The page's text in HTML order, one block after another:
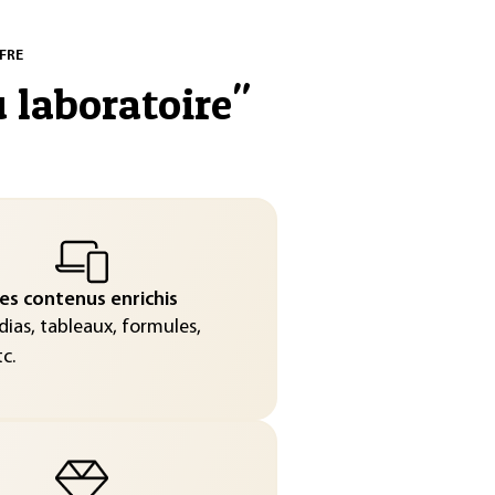
laboratoire"
contenus enrichis
tableaux, formules,